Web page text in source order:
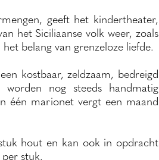
geeft het kindertheater,
het Siciliaanse volk weer, zoals
belang van grenzeloze liefde.
kostbaar, zeldzaam, bedreigd
nog steeds handmatig
één marionet vergt een maand
hout en kan ook in opdracht
stuk.